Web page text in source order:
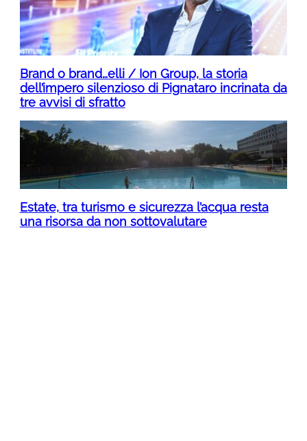
Brand o brand…elli / Ion Group, la storia
dell’impero silenzioso di Pignataro incrinata da
tre avvisi di sfratto
Estate, tra turismo e sicurezza l’acqua resta
una risorsa da non sottovalutare